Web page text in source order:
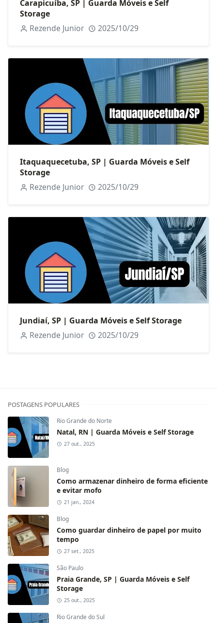
Carapicuíba, SP | Guarda Móveis e Self
Storage
Rezende Junior
2025/10/29
Itaquaquecetuba, SP | Guarda Móveis e Self
Storage
Rezende Junior
2025/10/29
Jundiaí, SP | Guarda Móveis e Self Storage
Rezende Junior
2025/10/29
POSTAGENS POPULARES
Rio Grande do Norte
Natal, RN | Guarda Móveis e Self Storage
27 out., 2025
Blog
Como armazenar dinheiro de forma eficiente
e evitar mofo
21 jan., 2024
Blog
Como guardar dinheiro de papel por muito
tempo
27 set., 2025
São Paulo
Praia Grande, SP | Guarda Móveis e Self
Storage
25 out., 2025
Rio Grande do Sul